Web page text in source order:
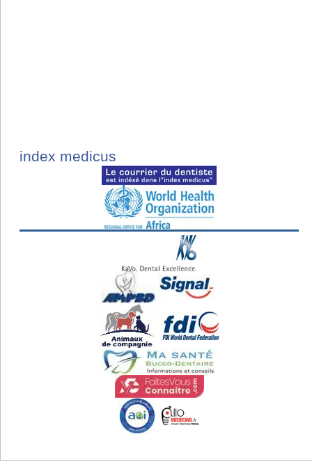
index medicus